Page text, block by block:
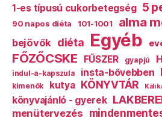
1-es típusú cukorbetegség 5
90 napos diéta 101-1001 alma
bejövők diéta Egyéb
FŐZŐCSKE FŰSZER gyapjú
indul-a-kapszula insta-bővebben
kimenők kutya KÖNYVTÁR Káli
könyvajánló - gyerek
menütervezés